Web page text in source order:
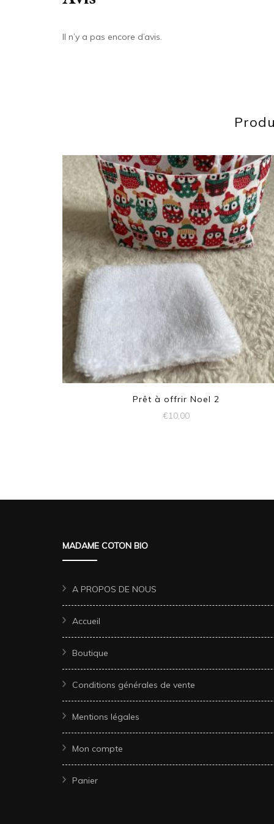
Il n’y a pas encore d’avis.
Prêt à offrir Noel 2
€10,00
MADAME COTON BIO
A PROPOS DE NOUS
Accueil
Boutique
Conditions générales de vente
Mentions légales
Mon compte
Panier